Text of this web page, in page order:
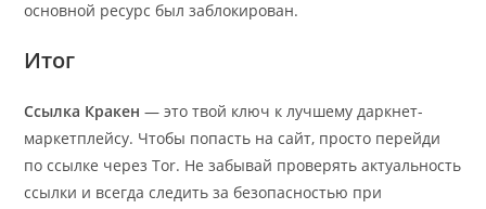
основной ресурс был заблокирован.
Итог
Ссылка Кракен — это твой ключ к лучшему даркнет-
маркетплейсу. Чтобы попасть на сайт, просто перейди
по ссылке через Tor. Не забывай проверять актуальность
ссылки и всегда следить за безопасностью при